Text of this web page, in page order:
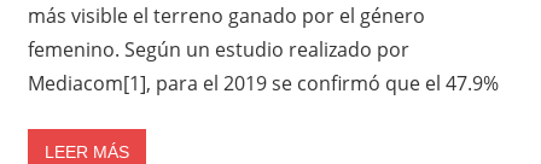
más visible el terreno ganado por el género
femenino. Según un estudio realizado por
Mediacom[1], para el 2019 se confirmó que el 47.9%
LEER MÁS